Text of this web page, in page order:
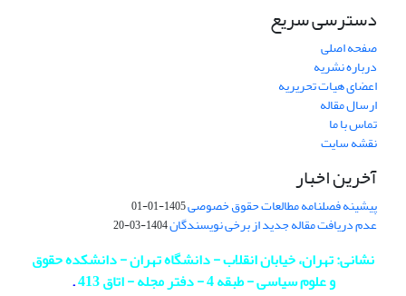
دسترسی سریع
صفحه اصلی
درباره نشریه
اعضای هیات تحریریه
ارسال مقاله
تماس با ما
نقشه سایت
آخرین اخبار
پیشینه فصلنامه مطالعات حقوق خصوصی1405-01-01
عدم دریافت مقاله جدید از برخی نویسندگان1404-03-20
نشانی: تهران، خیابان انقلاب - دانشگاه تهران - دانشکده حقوق
و علوم سیاسی - طبقه 4 - دفتر مجله - اتاق 413
.